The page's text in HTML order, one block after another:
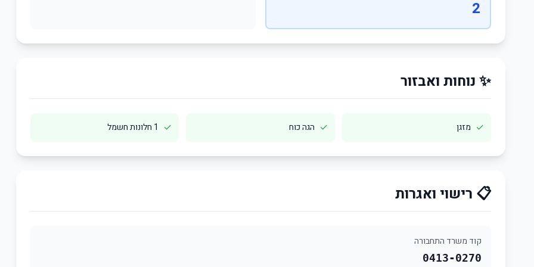
2
✨ נוחות ואבזור
✓ מזגן ✓ הגה כוח ✓ 1 חלונות חשמל
📋 רישוי ואגרות
קוד משרד התחבורה
0413-0270